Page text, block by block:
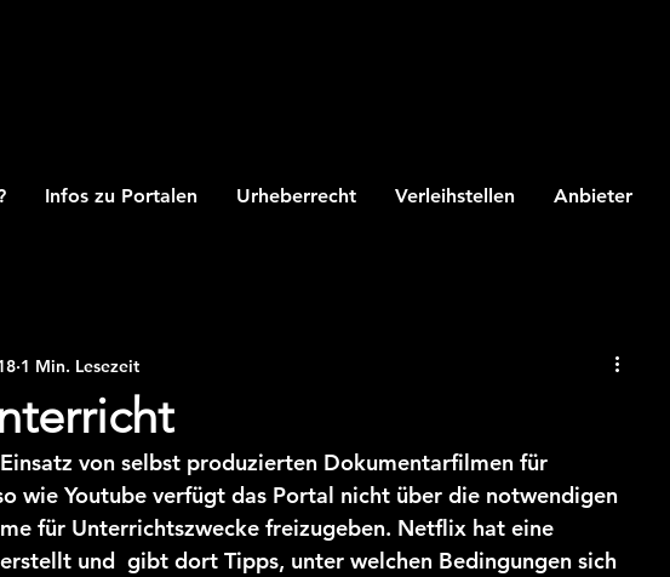
Infos zu Portalen Urheberrecht Verleihstellen Anbieter
1 Min. Lesezeit
von selbst produzierten Dokumentarfilmen für
wie Youtube verfügt das Portal nicht über die notwendigen
für Unterrichtszwecke freizugeben. Netflix hat eine
und  gibt dort Tipps, unter welchen Bedingungen sich